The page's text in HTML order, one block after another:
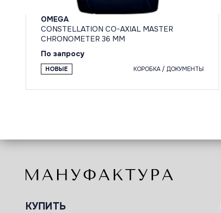
OMEGA
CONSTELLATION CO-AXIAL MASTER
CHRONOMETER 36 MM
По запросу
НОВЫЕ КОРОБКА / ДОКУМЕНТЫ
КУПИТЬ